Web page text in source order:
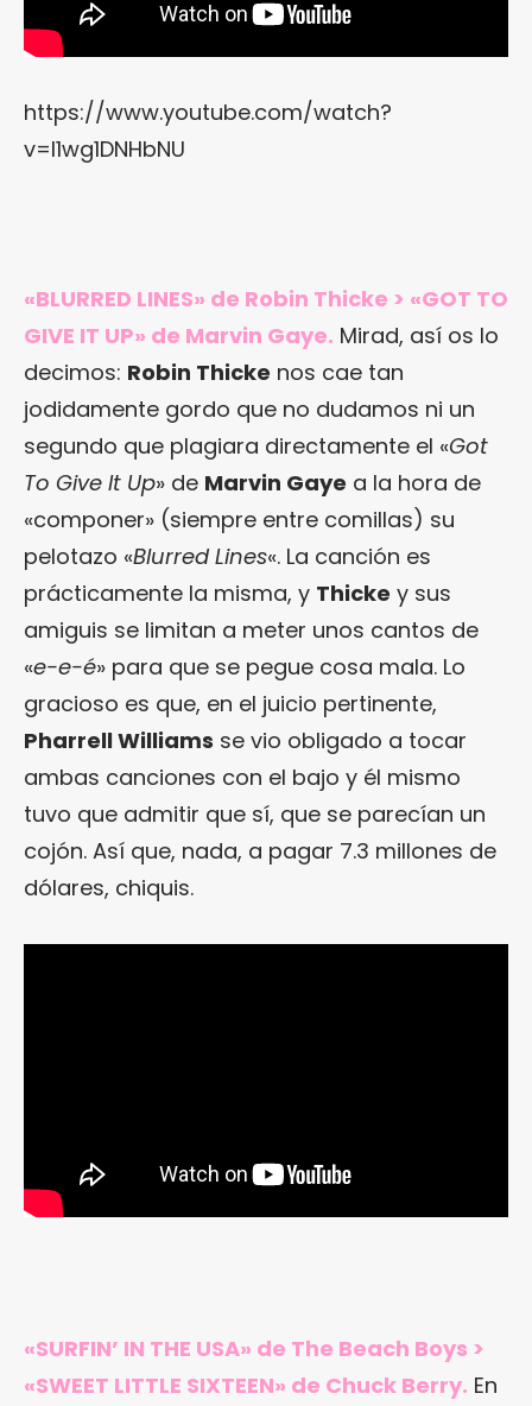
https://www.youtube.com/watch?
v=I1wg1DNHbNU
«BLURRED LINES» de Robin Thicke > «GOT TO
GIVE IT UP» de Marvin Gaye. Mirad, así os lo
decimos: Robin Thicke nos cae tan
jodidamente gordo que no dudamos ni un
segundo que plagiara directamente el «Got
To Give It Up» de Marvin Gaye a la hora de
«componer» (siempre entre comillas) su
pelotazo «Blurred Lines«. La canción es
prácticamente la misma, y Thicke y sus
amiguis se limitan a meter unos cantos de
«e-e-é» para que se pegue cosa mala. Lo
gracioso es que, en el juicio pertinente,
Pharrell Williams se vio obligado a tocar
ambas canciones con el bajo y él mismo
tuvo que admitir que sí, que se parecían un
cojón. Así que, nada, a pagar 7.3 millones de
dólares, chiquis.
«SURFIN’ IN THE USA» de The Beach Boys >
«SWEET LITTLE SIXTEEN» de Chuck Berry. En